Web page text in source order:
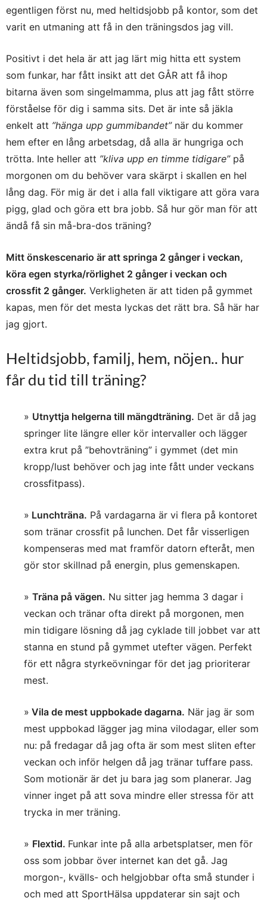
egentligen först nu, med heltidsjobb på kontor, som det
varit en utmaning att få in den träningsdos jag vill.
Positivt i det hela är att jag lärt mig hitta ett system
som funkar, har fått insikt att det GÅR att få ihop
bitarna även som singelmamma, plus att jag fått större
förståelse för dig i samma sits. Det är inte så jäkla
enkelt att ”hänga upp gummibandet” när du kommer
hem efter en lång arbetsdag, då alla är hungriga och
trötta. Inte heller att ”kliva upp en timme tidigare”på
morgonen om du behöver vara skärpt i skallen en hel
lång dag. För mig är det i alla fall viktigare att göra vara
pigg, glad och göra ett bra jobb. Så hur gör man för att
ändå få sin må-bra-dos träning?
Mitt önskescenario är att springa 2 gånger i veckan,
köra egen styrka/rörlighet 2 gånger i veckan och
crossfit 2 gånger. Verkligheten är att tiden på gymmet
kapas, men för det mesta lyckas det rätt bra. Så här har
jag gjort.
Heltidsjobb, familj, hem, nöjen.. hur
får du tid till träning?
» Utnyttja helgerna till mängdträning. Det är då jag
springer lite längre eller kör intervaller och lägger
extra krut på ”behovträning” i gymmet (det min
kropp/lust behöver och jag inte fått under veckans
crossfitpass).
» Lunchträna. På vardagarna är vi flera på kontoret
som tränar crossfit på lunchen. Det får visserligen
kompenseras med mat framför datorn efteråt, men
gör stor skillnad på energin, plus gemenskapen.
» Träna på vägen. Nu sitter jag hemma 3 dagar i
veckan och tränar ofta direkt på morgonen, men
min tidigare lösning då jag cyklade till jobbet var att
stanna en stund på gymmet utefter vägen. Perfekt
för ett några styrkeövningar för det jag prioriterar
mest.
» Vila de mest uppbokade dagarna. När jag är som
mest uppbokad lägger jag mina vilodagar, eller som
nu: på fredagar då jag ofta är som mest sliten efter
veckan och inför helgen då jag tränar tuffare pass.
Som motionär är det ju bara jag som planerar. Jag
vinner inget på att sova mindre eller stressa för att
trycka in mer träning.
» Flextid. Funkar inte på alla arbetsplatser, men för
oss som jobbar över internet kan det gå. Jag
morgon-, kvälls- och helgjobbar ofta små stunder i
och med att SportHälsa uppdaterar sin sajt och